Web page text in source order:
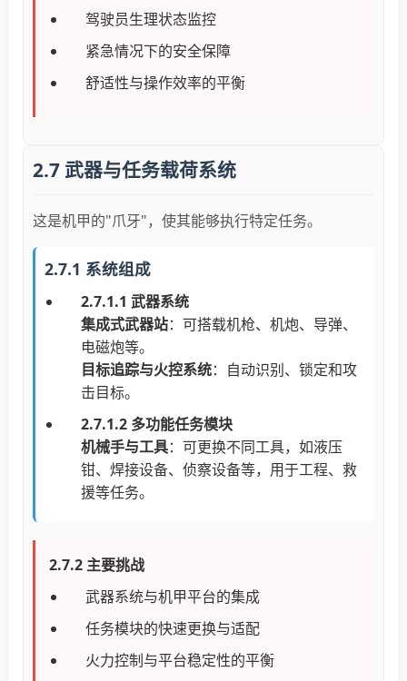
驾驶员生理状态监控
紧急情况下的安全保障
舒适性与操作效率的平衡
2.7 武器与任务载荷系统
这是机甲的"爪牙"，使其能够执行特定任务。
2.7.1 系统组成
2.7.1.1 武器系统
集成式武器站：可搭载机枪、机炮、导弹、
电磁炮等。
目标追踪与火控系统：自动识别、锁定和攻
击目标。
2.7.1.2 多功能任务模块
机械手与工具：可更换不同工具，如液压
钳、焊接设备、侦察设备等，用于工程、救
援等任务。
2.7.2 主要挑战
武器系统与机甲平台的集成
任务模块的快速更换与适配
火力控制与平台稳定性的平衡